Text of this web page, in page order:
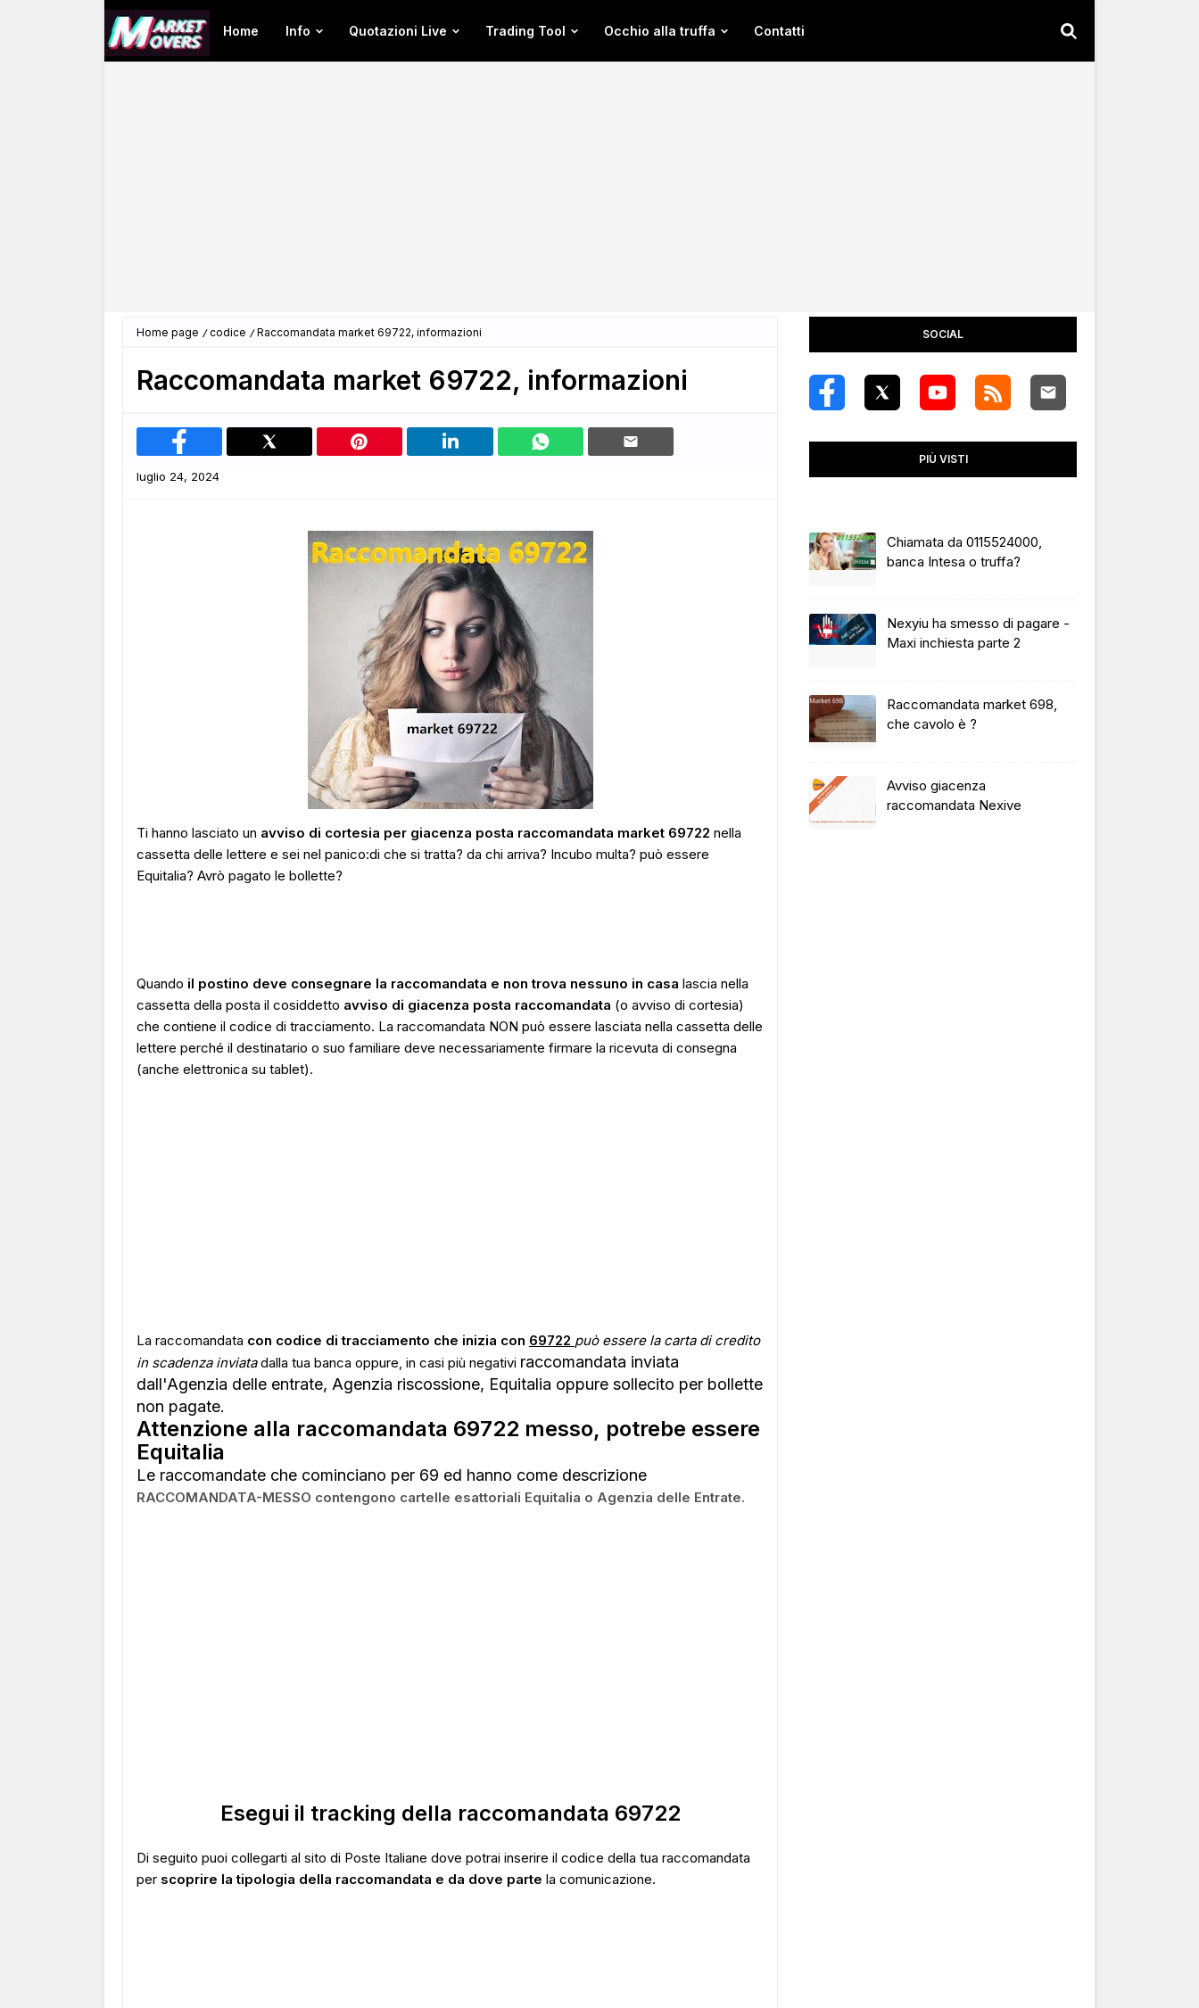
Home Info Quotazioni Live Trading Tool Occhio alla truffa Contatti
Home page codice Raccomandata market 69722, informazioni
Raccomandata market 69722, informazioni
luglio 24, 2024
Ti hanno lasciato un avviso di cortesia per giacenza posta raccomandata market 69722 nella
cassetta delle lettere e sei nel panico:di che si tratta? da chi arriva? Incubo multa? può essere
Equitalia? Avrò pagato le bollette?
Quando il postino deve consegnare la raccomandata e non trova nessuno in casa lascia nella
cassetta della posta il cosiddetto avviso di giacenza posta raccomandata (o avviso di cortesia)
che contiene il codice di tracciamento. La raccomandata NON può essere lasciata nella cassetta delle
lettere perché il destinatario o suo familiare deve necessariamente firmare la ricevuta di consegna
(anche elettronica su tablet).
La raccomandata con codice di tracciamento che inizia con 69722 può essere la carta di credito
in scadenza inviatadalla tua banca oppure, in casi più negativi raccomandata inviata
dall'Agenzia delle entrate, Agenzia riscossione, Equitalia oppure sollecito per bollette
non pagate.
Attenzione alla raccomandata 69722 messo, potrebe essere
Equitalia
Le raccomandate che cominciano per 69 ed hanno come descrizione
RACCOMANDATA-MESSO contengono cartelle esattoriali Equitalia o Agenzia delle Entrate.
Esegui il tracking della raccomandata 69722
Di seguito puoi collegarti al sito di Poste Italiane dove potrai inserire il codice della tua raccomandata
per scoprire la tipologia della raccomandata e da dove parte la comunicazione.
SOCIAL
PIÙ VISTI
Chiamata da 0115524000,
banca Intesa o truffa?
Nexyiu ha smesso di pagare -
Maxi inchiesta parte 2
Raccomandata market 698,
che cavolo è ?
Avviso giacenza
raccomandata Nexive